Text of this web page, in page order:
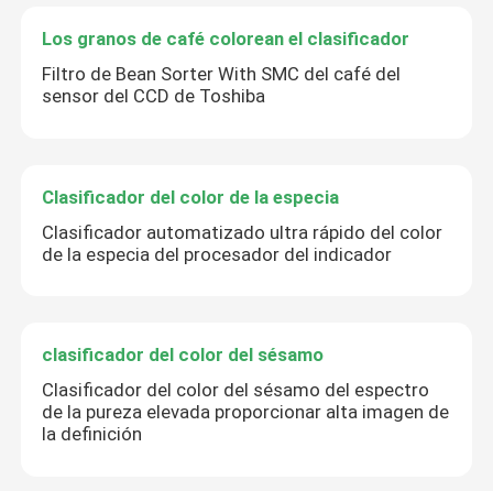
Los granos de café colorean el clasificador
Filtro de Bean Sorter With SMC del café del
sensor del CCD de Toshiba
Clasificador del color de la especia
Clasificador automatizado ultra rápido del color
de la especia del procesador del indicador
clasificador del color del sésamo
Clasificador del color del sésamo del espectro
de la pureza elevada proporcionar alta imagen de
la definición